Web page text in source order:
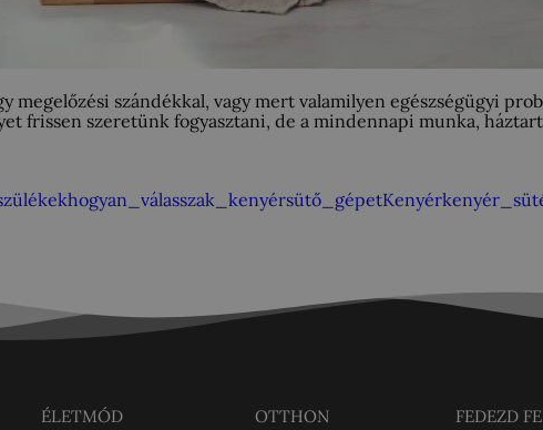
megelőzési szándékkal, vagy mert valamilyen egészségügyi
frissen szeretünk fogyasztani, de a mindennapi munka,
hogyan_válasszak_kenyérsütő_gépetKenyér
ÉLETMÓD OTTHON FEDEZD